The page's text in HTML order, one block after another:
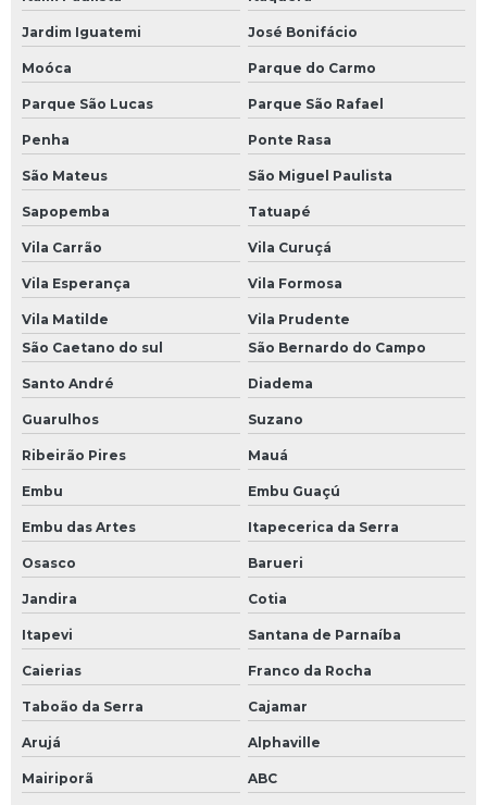
Jardim Iguatemi José Bonifácio
Moóca Parque do Carmo
Parque São Lucas Parque São Rafael
Penha Ponte Rasa
São Mateus São Miguel Paulista
Sapopemba Tatuapé
Vila Carrão Vila Curuçá
Vila Esperança Vila Formosa
Vila Matilde
Vila Prudente
São Caetano do sul
São Bernardo do Campo
Santo André Diadema
Guarulhos Suzano
Ribeirão Pires Mauá
Embu Embu Guaçú
Embu das Artes Itapecerica da Serra
Osasco Barueri
Jandira Cotia
Itapevi Santana de Parnaíba
Caierias Franco da Rocha
Taboão da Serra Cajamar
Arujá Alphaville
Mairiporã ABC